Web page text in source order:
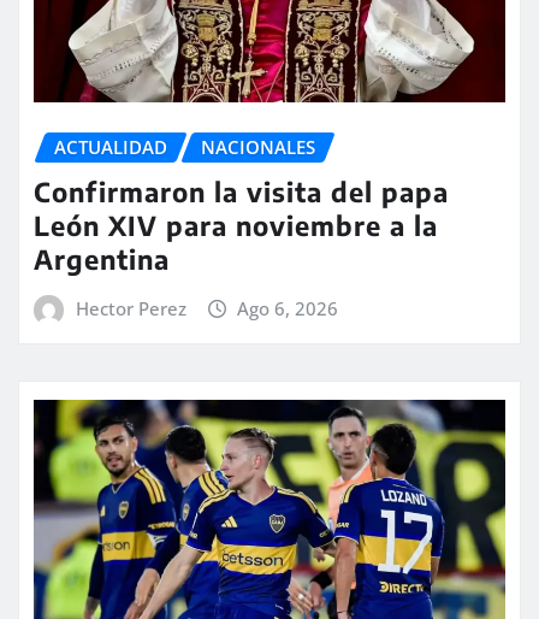
ACTUALIDAD NACIONALES
Confirmaron la visita del papa
León XIV para noviembre a la
Argentina
Hector Perez Ago 6, 2026